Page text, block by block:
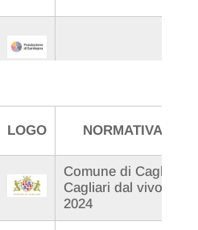
LOGO NORMATIVA
Comune di Cagliari
Cagliari dal vivo
2024